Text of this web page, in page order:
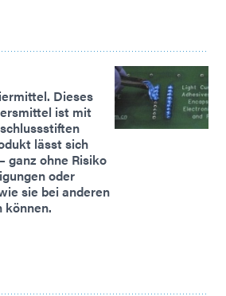
Dieses
ist mit
lässt sich
ganz ohne Risiko
oder
sie bei anderen
können.